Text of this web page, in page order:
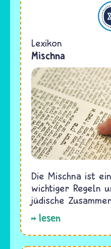
Judentum
Lexikon
Mischna
Die Mischna ist
wichtiger Regeln
jüdische
lesen